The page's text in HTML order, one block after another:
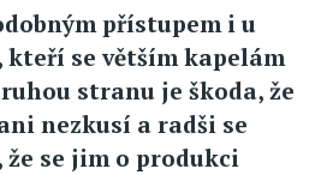
přístupem i u
se větším kapelám
stranu je škoda, že
nezkusí a radši se
se jim o produkci